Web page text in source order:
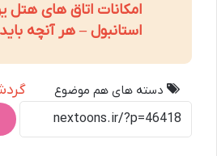
امکانات اتاق های هتل
استانبول – هر آنچه
دسته های هم موضوع